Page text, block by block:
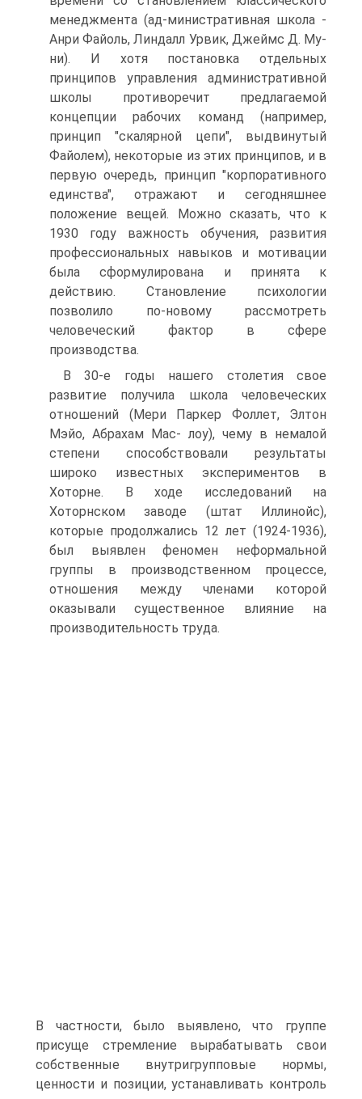
менеджмента (ад-министративная школа -
Анри Файоль, Линдалл Урвик, Джеймс Д. Му-
ни). И хотя постановка отдельных
принципов управления административной
школы противоречит предлагаемой
концепции рабочих команд (например,
принцип "скалярной цепи", выдвинутый
Файолем), некоторые из этих принципов, и в
первую очередь, принцип "корпоративного
единства", отражают и сегодняшнее
положение вещей. Можно сказать, что к
1930 году важность обучения, развития
профессиональных навыков и мотивации
была сформулирована и принята к
действию. Становление психологии
позволило по-новому рассмотреть
человеческий фактор в сфере
производства.
В 30-е годы нашего столетия свое
развитие получила школа человеческих
отношений (Мери Паркер Фоллет, Элтон
Мэйо, Абрахам Мас- лоу), чему в немалой
степени способствовали результаты
широко известных экспериментов в
Хоторне. В ходе исследований на
Хоторнском заводе (штат Иллинойс),
которые продолжались 12 лет (1924-1936),
был выявлен феномен неформальной
группы в производственном процессе,
отношения между членами которой
оказывали существенное влияние на
производительность труда.
В частности, было выявлено, что группе
присуще стремление вырабатывать свои
собственные внутригрупповые нормы,
ценности и позиции, устанавливать контроль